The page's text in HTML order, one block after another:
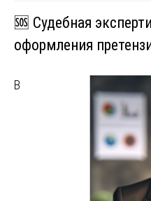
🆘 Судебная
оформления
В